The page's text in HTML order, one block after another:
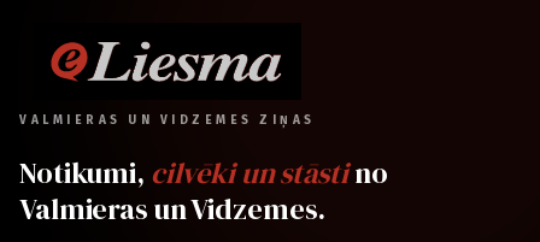
VALMIERAS UN VIDZEMES ZIŅAS
Notikumi, cilvēki un stāstino
Valmieras un Vidzemes.